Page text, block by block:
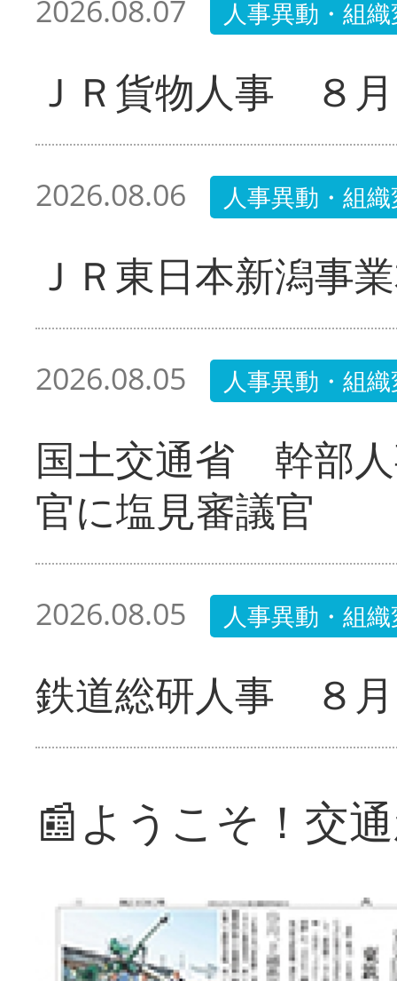
2026.08.07 人事異動・組
ＪＲ貨物人事 ８
2026.08.06 人事異動・組
ＪＲ東日本新潟事
2026.08.05 人事異動・組
国土交通省 幹部
官に塩見審議官
2026.08.05 人事異動・組
鉄道総研人事 ８
📰ようこそ！交